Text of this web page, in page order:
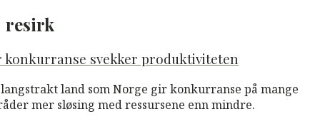
resirk
konkurranse svekker produktiviteten
land som Norge gir konkurranse på mange
mer sløsing med ressursene enn mindre.